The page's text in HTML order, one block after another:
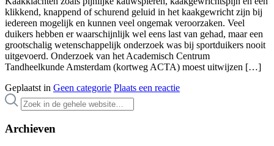
klikkend, knappend of schurend geluid in het kaakgewricht zijn bij
iedereen mogelijk en kunnen veel ongemak veroorzaken. Veel
duikers hebben er waarschijnlijk wel eens last van gehad, maar een
grootschalig wetenschappelijk onderzoek was bij sportduikers nooit
uitgevoerd. Onderzoek van het Academisch Centrum
Tandheelkunde Amsterdam (kortweg ACTA) moest uitwijzen […]
Geplaatst in Geen categorie Plaats een reactie
Archieven